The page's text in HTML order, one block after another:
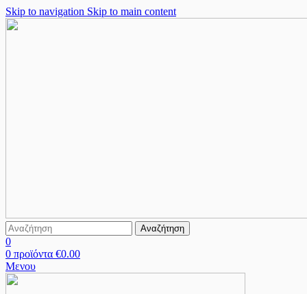
Skip to navigation Skip to main content
Αναζήτηση
0
0 προϊόντα €0.00
Μενου